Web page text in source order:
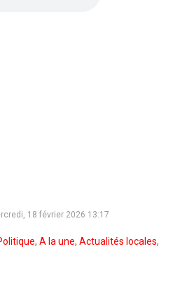
18 février 2026 13:17
, A la une, Actualités locales,